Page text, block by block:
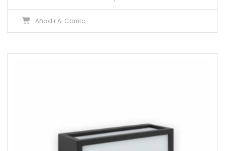
Añadir Al Carrito